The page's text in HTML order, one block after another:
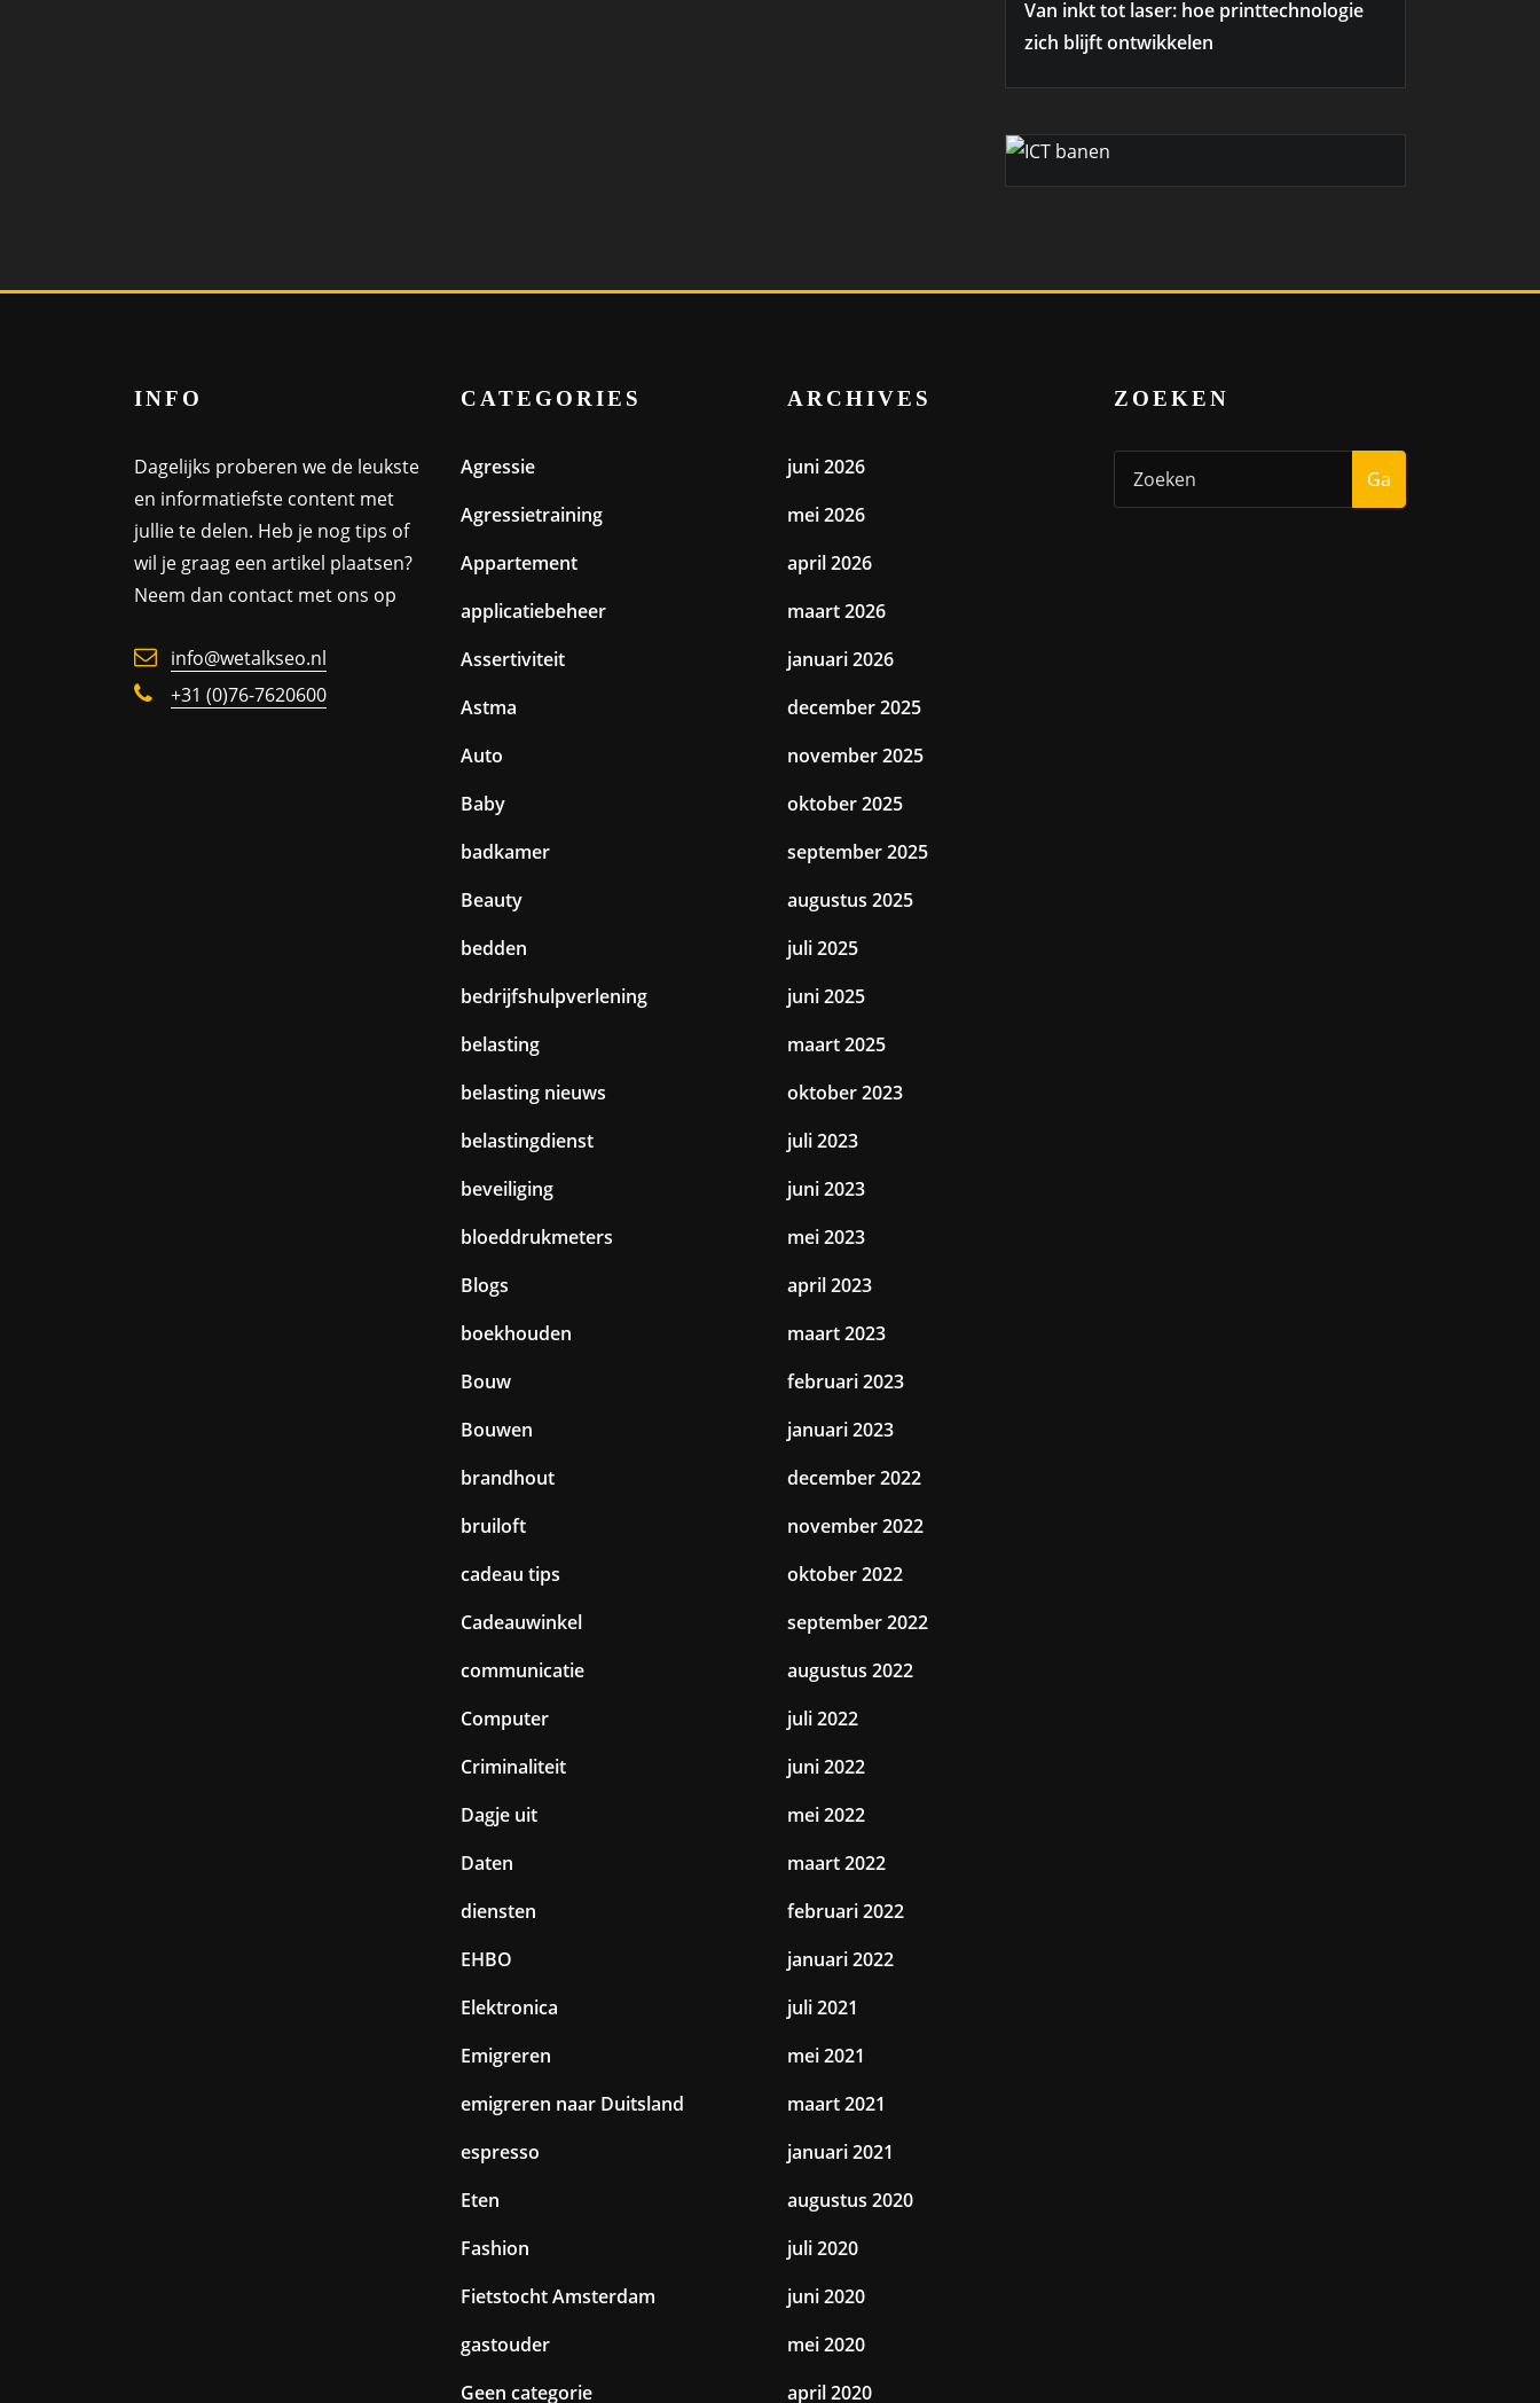
Van inkt tot laser: hoe printtechnologie
zich blijft ontwikkelen
INFO
Dagelijks proberen we de leukste
en informatiefste content met
jullie te delen. Heb je nog tips of
wil je graag een artikel plaatsen?
Neem dan contact met ons op
info@wetalkseo.nl
+31 (0)76-7620600
CATEGORIES
Agressie
Agressietraining
Appartement
applicatiebeheer
Assertiviteit
Astma
Auto
Baby
badkamer
Beauty
bedden
bedrijfshulpverlening
belasting
belasting nieuws
belastingdienst
beveiliging
bloeddrukmeters
Blogs
boekhouden
Bouw
Bouwen
brandhout
bruiloft
cadeau tips
Cadeauwinkel
communicatie
Computer
Criminaliteit
Dagje uit
Daten
diensten
EHBO
Elektronica
Emigreren
emigreren naar Duitsland
espresso
Eten
Fashion
Fietstocht Amsterdam
gastouder
Geen categorie
ARCHIVES
juni 2026
mei 2026
april 2026
maart 2026
januari 2026
december 2025
november 2025
oktober 2025
september 2025
augustus 2025
juli 2025
juni 2025
maart 2025
oktober 2023
juli 2023
juni 2023
mei 2023
april 2023
maart 2023
februari 2023
januari 2023
december 2022
november 2022
oktober 2022
september 2022
augustus 2022
juli 2022
juni 2022
mei 2022
maart 2022
februari 2022
januari 2022
juli 2021
mei 2021
maart 2021
januari 2021
augustus 2020
juli 2020
juni 2020
mei 2020
april 2020
ZOEKEN
Ga